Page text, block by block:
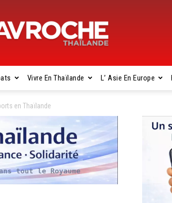
Gavroche
Thaïlande
Vivre En Thaïlande L’ Asie En Europe
en Thaïlande